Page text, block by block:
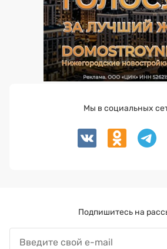
Мы в социальных
Подпишитесь на